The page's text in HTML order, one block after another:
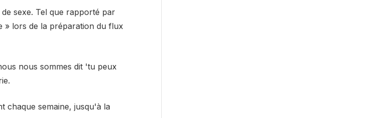
sexe. Tel que rapporté par
» lors de la préparation du flux
nous sommes dit 'tu peux
chaque semaine, jusqu'à la